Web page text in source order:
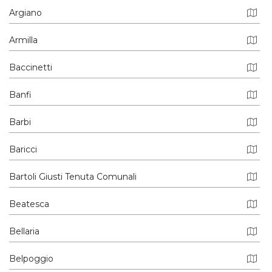
Argiano
Armilla
Baccinetti
Banfi
Barbi
Baricci
Bartoli Giusti Tenuta Comunali
Beatesca
Bellaria
Belpoggio